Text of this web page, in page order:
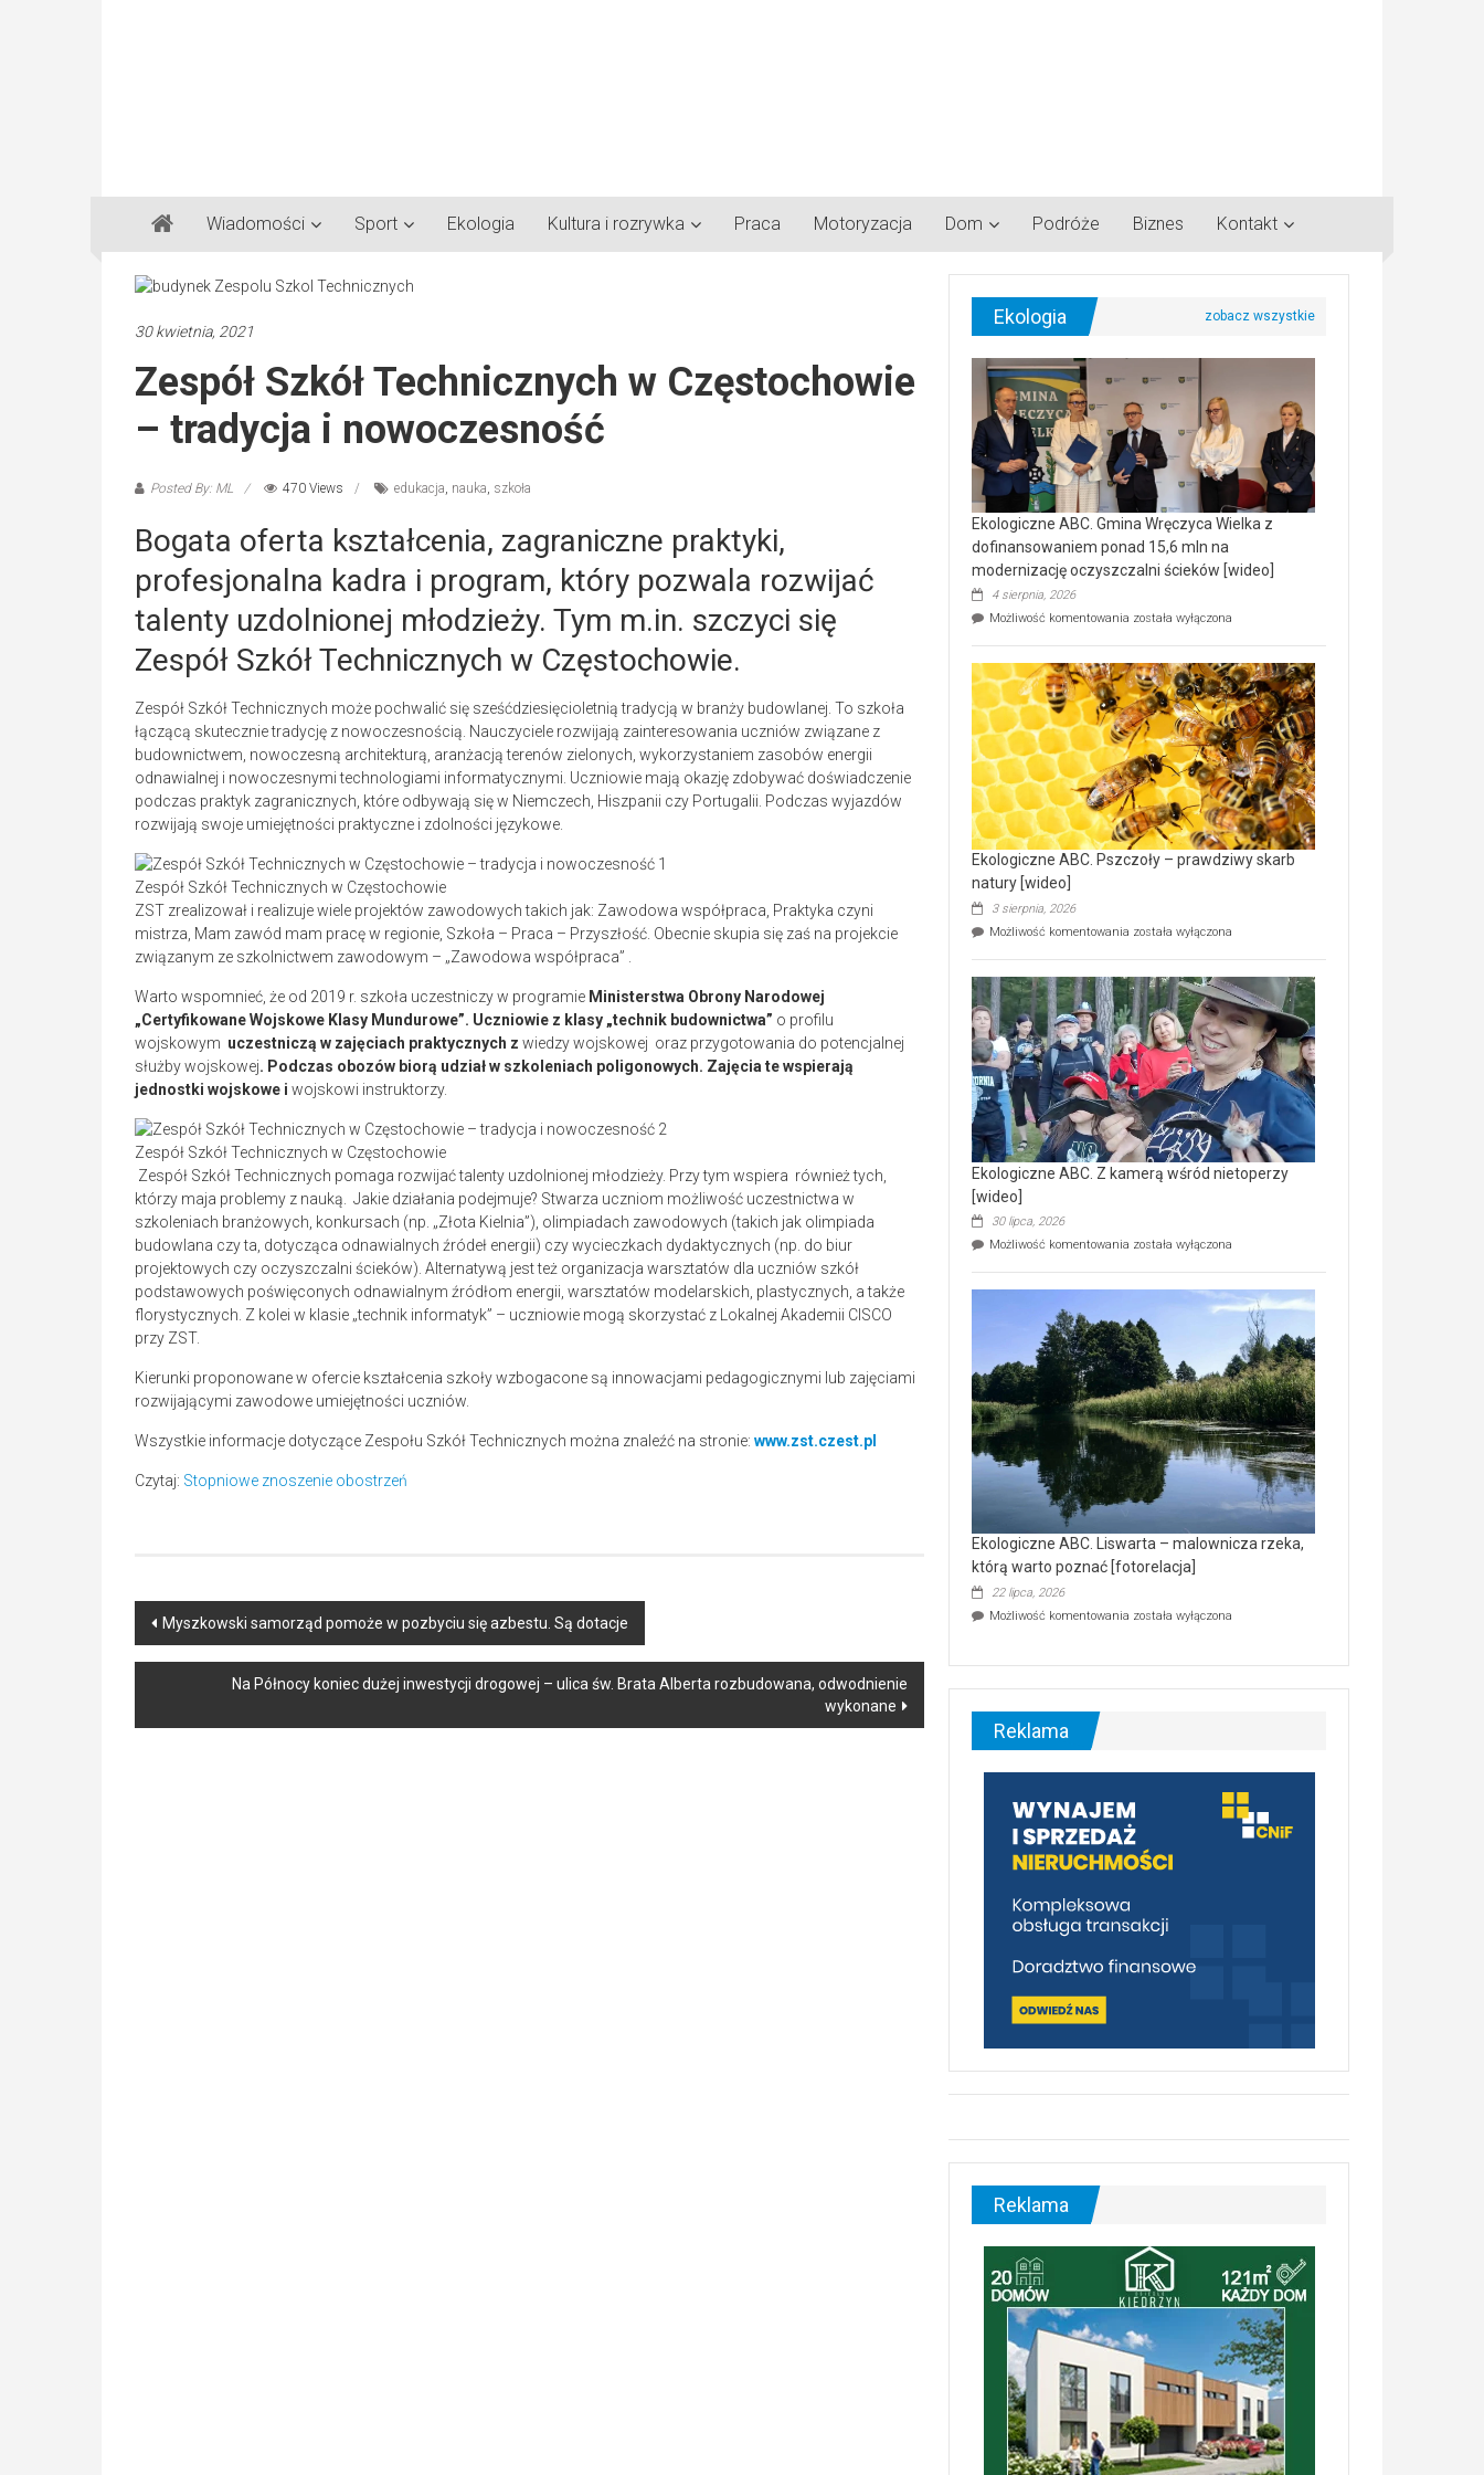
Gazeta
Regionalna
Częstochowa,
Lubliniec,
Wiadomości Sport Ekologia Kultura i rozrywka Praca Motoryzacja Dom Podróże Biznes Kontakt
30 kwietnia, 2021
Zespół Szkół Technicznych w Częstochowie
– tradycja i nowoczesność
Posted By: ML 470 Views edukacja, nauka, szkoła
Bogata oferta kształcenia, zagraniczne praktyki,
profesjonalna kadra i program, który pozwala rozwijać
talenty uzdolnionej młodzieży. Tym m.in. szczyci się
Zespół Szkół Technicznych w Częstochowie.
Zespół Szkół Technicznych może pochwalić się sześćdziesięcioletnią tradycją w branży budowlanej. To szkoła
łączącą skutecznie tradycję z nowoczesnością. Nauczyciele rozwijają zainteresowania uczniów związane z
budownictwem, nowoczesną architekturą, aranżacją terenów zielonych, wykorzystaniem zasobów energii
odnawialnej i nowoczesnymi technologiami informatycznymi. Uczniowie mają okazję zdobywać doświadczenie
podczas praktyk zagranicznych, które odbywają się w Niemczech, Hiszpanii czy Portugalii. Podczas wyjazdów
rozwijają swoje umiejętności praktyczne i zdolności językowe.
Zespół Szkół Technicznych w Częstochowie
ZST zrealizował i realizuje wiele projektów zawodowych takich jak: Zawodowa współpraca, Praktyka czyni
mistrza, Mam zawód mam pracę w regionie, Szkoła – Praca – Przyszłość. Obecnie skupia się zaś na projekcie
związanym ze szkolnictwem zawodowym – „Zawodowa współpraca” .
Warto wspomnieć, że od 2019 r. szkoła uczestniczy w programie Ministerstwa Obrony Narodowej
„Certyfikowane Wojskowe Klasy Mundurowe”. Uczniowie z klasy „technik budownictwa” o profilu
wojskowym uczestniczą w zajęciach praktycznych z wiedzy wojskowej oraz przygotowania do potencjalnej
służby wojskowej. Podczas obozów biorą udział w szkoleniach poligonowych. Zajęcia te wspierają
jednostki wojskowe i wojskowi instruktorzy.
Zespół Szkół Technicznych w Częstochowie
Zespół Szkół Technicznych pomaga rozwijać talenty uzdolnionej młodzieży. Przy tym wspiera również tych,
którzy maja problemy z nauką. Jakie działania podejmuje? Stwarza uczniom możliwość uczestnictwa w
szkoleniach branżowych, konkursach (np. „Złota Kielnia”), olimpiadach zawodowych (takich jak olimpiada
budowlana czy ta, dotycząca odnawialnych źródeł energii) czy wycieczkach dydaktycznych (np. do biur
projektowych czy oczyszczalni ścieków). Alternatywą jest też organizacja warsztatów dla uczniów szkół
podstawowych poświęconych odnawialnym źródłom energii, warsztatów modelarskich, plastycznych, a także
florystycznych. Z kolei w klasie „technik informatyk” – uczniowie mogą skorzystać z Lokalnej Akademii CISCO
przy ZST.
Kierunki proponowane w ofercie kształcenia szkoły wzbogacone są innowacjami pedagogicznymi lub zajęciami
rozwijającymi zawodowe umiejętności uczniów.
Wszystkie informacje dotyczące Zespołu Szkół Technicznych można znaleźć na stronie: www.zst.czest.pl
Czytaj: Stopniowe znoszenie obostrzeń
Post
navigation
Myszkowski samorząd pomoże w pozbyciu się azbestu. Są dotacje
Na Północy koniec dużej inwestycji drogowej – ulica św. Brata Alberta rozbudowana, odwodnienie
wykonane
Ekologia
Ekologiczne ABC. Gmina Wręczyca Wielka z
dofinansowaniem ponad 15,6 mln na
modernizację oczyszczalni ścieków [wideo]
4 sierpnia, 2026
Możliwość komentowania Ekologiczne
Wręczyca
Wielka
z
dofinansowaniem
ponad
15,6
mln
na
modernizację
oczyszczalni
ścieków
[wideo]
została wyłączona
Ekologiczne ABC. Pszczoły – prawdziwy skarb
natury [wideo]
3 sierpnia, 2026
Możliwość komentowania Ekologiczne
–
prawdziwy
skarb
natury
[wideo]
została wyłączona
Ekologiczne ABC. Z kamerą wśród nietoperzy
[wideo]
30 lipca, 2026
Możliwość komentowania Ekologiczne
wśród
nietoperzy
[wideo]
została wyłączona
Ekologiczne ABC. Liswarta – malownicza rzeka,
którą warto poznać [fotorelacja]
22 lipca, 2026
Możliwość komentowania Ekologiczne
–
malownicza
[fotorelacja]
została wyłączona
Reklama
Reklama